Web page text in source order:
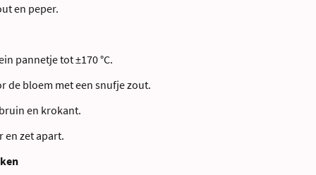
en peper.
pannetje tot ±170 °C.
de bloem met een snufje zout.
en krokant.
en zet apart.